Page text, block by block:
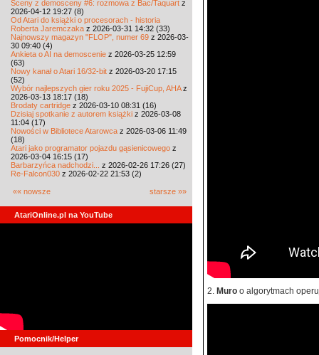
Sceny z demosceny #6: rozmowa z Bac/Taquart z
2026-04-12 19:27 (8)
Od Atari do książki o procesorach - historia
Roberta Jaremczaka z 2026-03-31 14:32 (33)
Najnowszy magazyn "FLOP", numer 69 z 2026-03-
30 09:40 (4)
Ankieta o AI na demoscenie z 2026-03-25 12:59
(63)
Nowy kanał o Atari 16/32-bit z 2026-03-20 17:15
(52)
Wybór najlepszych gier roku 2025 - FujiCup, AHAz
2026-03-13 18:17 (18)
Brodaty cartridge z 2026-03-10 08:31 (16)
Dzisiaj spotkanie z autorem książki z 2026-03-08
11:04 (17)
Nowości w Bibliotece Atarowca z 2026-03-06 11:49
(18)
Atari jako programator pojazdu gąsienicowego z
2026-03-04 16:15 (17)
Barbarzyńca nadchodzi...
z 2026-02-26 17:26 (27)
Re-Falcon030 z 2026-02-22 21:53 (2)
«« nowsze starsze »»
AtariOnline.pl na YouTube
Pomocnik/Helper
2. Muro o algorytmach